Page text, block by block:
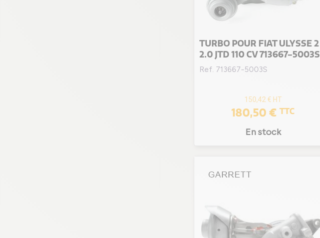
TURBO POUR FIAT ULYSSE 2
2.0 JTD 110 CV 713667-5003S
Ref. 713667-5003S
150,42 € HT
180,50 €TTC
En stock